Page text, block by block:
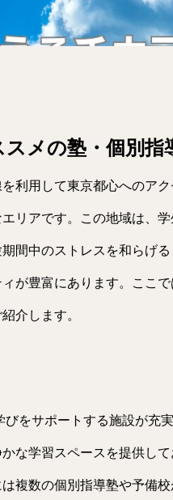
メの塾・個別指
利用して東京都心へのア
リアです。この地域は、
間中のストレスを和らげ
が豊富にあります。ここ
介します。
をサポートする施設が充実
な学習スペースを提供し
複数の個別指導塾や予備